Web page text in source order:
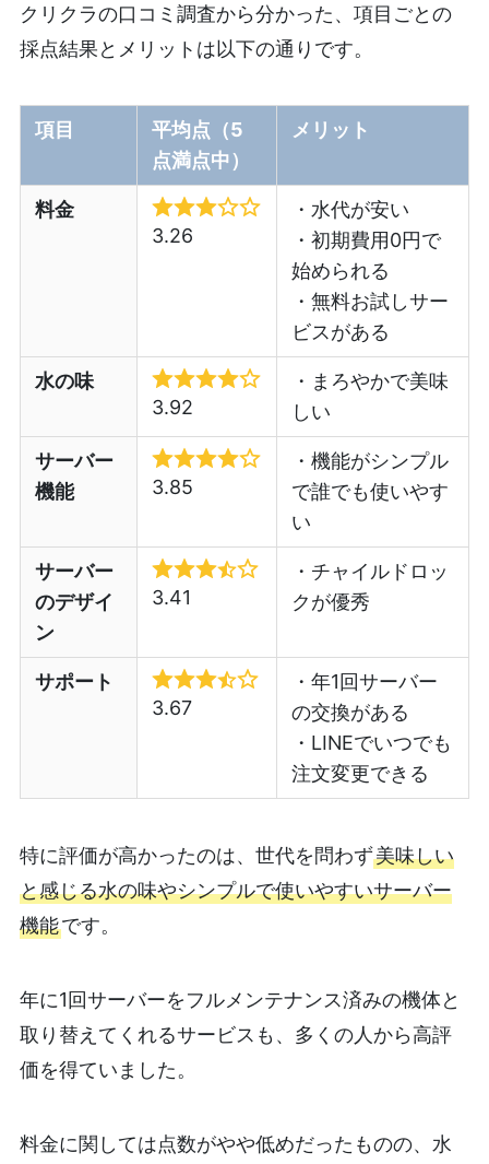
クリクラの口コミ調査から分かった、項目ごとの
採点結果とメリットは以下の通りです。
項目
平均点（5
点満点中）
メリット
料金
3.26
・水代が安い
・初期費用0円で
始められる
・無料お試しサー
ビスがある
水の味
3.92
・まろやかで美味
しい
サーバー
機能
3.85
・機能がシンプル
で誰でも使いやす
い
サーバー
のデザイ
ン
3.41
・チャイルドロッ
クが優秀
サポート
3.67
・年1回サーバー
の交換がある
・LINEでいつでも
注文変更できる
特に評価が高かったのは、世代を問わず美味しい
と感じる水の味やシンプルで使いやすいサーバー
機能です。
年に1回サーバーをフルメンテナンス済みの機体と
取り替えてくれるサービスも、多くの人から高評
価を得ていました。
料金に関しては点数がやや低めだったものの、水